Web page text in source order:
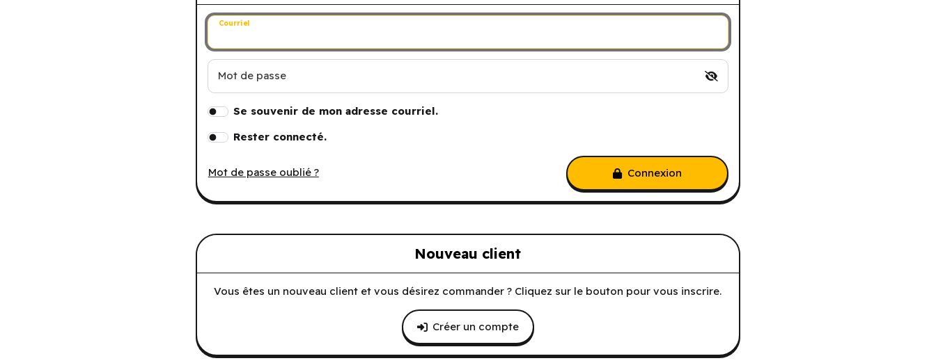
Connectez-vous à asmodee Canada
Courriel
Mot de passe
Se souvenir de mon adresse courriel.
Rester connecté.
Mot de passe oublié ? Connexion
Nouveau client
Vous êtes un nouveau client et vous désirez commander ? Cliquez sur le bouton pour vous inscrire.
Créer un compte